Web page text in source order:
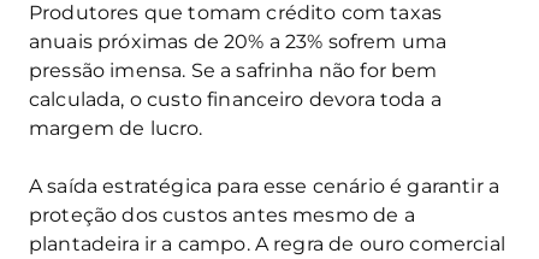
Produtores que tomam crédito com taxas
anuais próximas de 20% a 23% sofrem uma
pressão imensa. Se a safrinha não for bem
calculada, o custo financeiro devora toda a
margem de lucro.
A saída estratégica para esse cenário é garantir a
proteção dos custos antes mesmo de a
plantadeira ir a campo. A regra de ouro comercial